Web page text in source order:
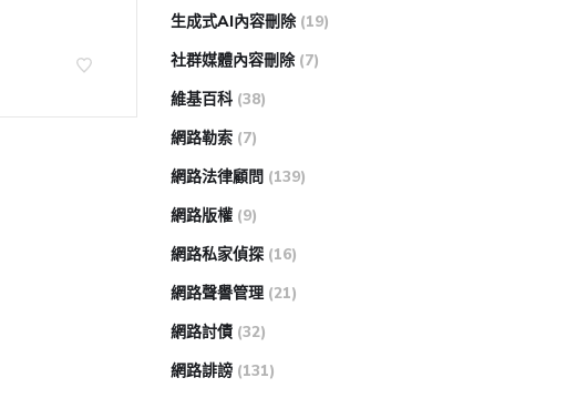
生成式AI內容刪除 (19)
社群媒體內容刪除 (7)
維基百科 (38)
網路勒索 (7)
網路法律顧問 (139)
網路版權 (9)
網路私家偵探 (16)
網路聲譽管理 (21)
網路討債 (32)
網路誹謗 (131)